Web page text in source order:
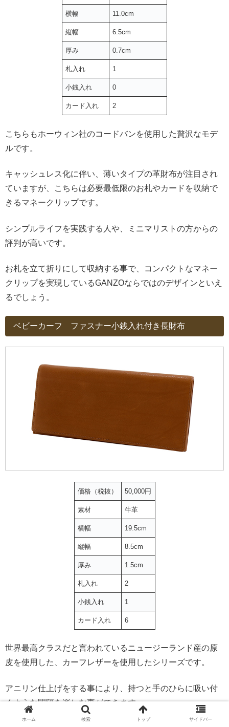
横幅 11.0cm
縦幅 6.5cm
厚み 0.7cm
札入れ 1
小銭入れ 0
カード入れ 2
こちらもホーウィン社のコードバンを使用した贅沢なモデ
ルです。
キャッシュレス化に伴い、薄いタイプの革財布が注目され
ていますが、こちらは必要最低限のお札やカードを収納で
きるマネークリップです。
シンプルライフを実践する人や、ミニマリストの方からの
評判が高いです。
お札を立て折りにして収納する事で、コンパクトなマネー
クリップを実現しているGANZOならではのデザインといえ
るでしょう。
ベビーカーフ ファスナー小銭入れ付き長財布
価格（税抜） 50,000円
素材 牛革
横幅 19.5cm
縦幅 8.5cm
厚み 1.5cm
札入れ 2
小銭入れ 1
カード入れ 6
世界最高クラスだと言われているニュージーランド産の原
皮を使用した、カーフレザーを使用したシリーズです。
アニリン仕上げをする事により、持つと手のひらに吸い付
くような間隔を楽しむ事ができます。
ホーム 検索 トップ サイドバー